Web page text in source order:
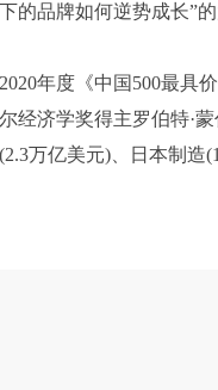
下的品牌如何逆势成长”
2020年度《中国500最具
尔经济学奖得主罗伯特·
(2.3万亿美元)、日本制造